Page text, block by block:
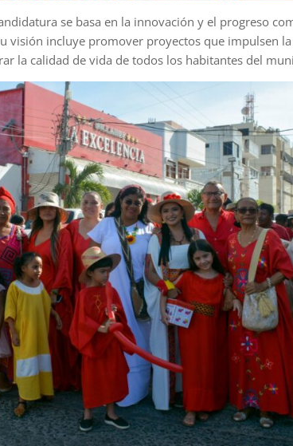
se basa en la innovación y el progreso
visión incluye promover proyectos que impulsen
la calidad de vida de todos los habitantes del